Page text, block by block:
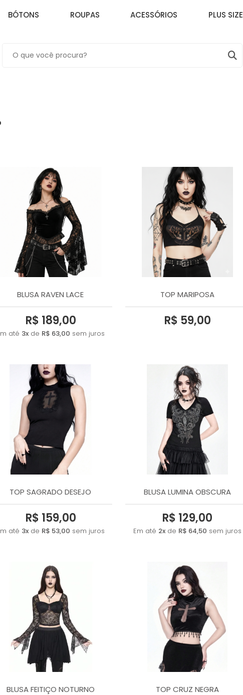
BÓTONS ROUPAS ACESSÓRIOS PLUS SIZE
BLUSA RAVEN LACE
R$ 189,00
até 3xde R$ 63,00 sem juros
TOP MARIPOSA
R$ 59,00
TOP SAGRADO DESEJO
R$ 159,00
até 3xde R$ 53,00 sem juros
BLUSA LUMINA OBSCURA
R$ 129,00
Em até 2xde R$ 64,50 sem juros
BLUSA FEITIÇO NOTURNO TOP CRUZ NEGRA